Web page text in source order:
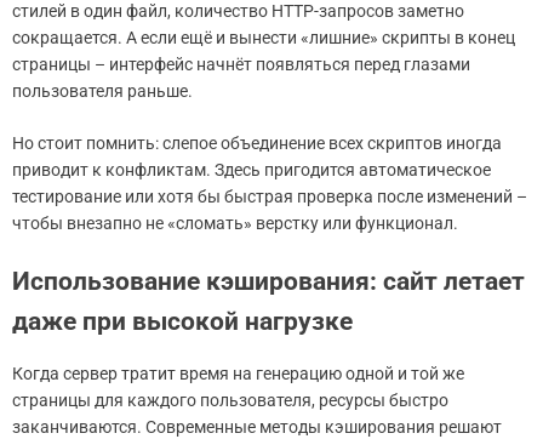
стилей в один файл, количество HTTP-запросов заметно
сокращается. А если ещё и вынести «лишние» скрипты в конец
страницы – интерфейс начнёт появляться перед глазами
пользователя раньше.
Но стоит помнить: слепое объединение всех скриптов иногда
приводит к конфликтам. Здесь пригодится автоматическое
тестирование или хотя бы быстрая проверка после изменений –
чтобы внезапно не «сломать» верстку или функционал.
Использование кэширования: сайт летает
даже при высокой нагрузке
Когда сервер тратит время на генерацию одной и той же
страницы для каждого пользователя, ресурсы быстро
заканчиваются. Современные методы кэширования решают